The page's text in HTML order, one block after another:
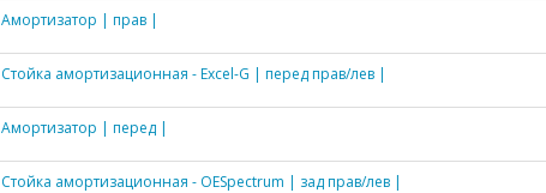
Амортизатор | прав |
Стойка амортизационная - Excel-G | перед прав/лев |
Амортизатор | перед |
Стойка амортизационная - OESpectrum | зад прав/лев |